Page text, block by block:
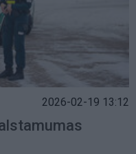
2026-02-19 13:12